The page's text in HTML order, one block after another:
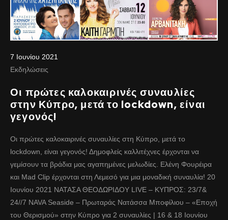
7 Ιουνίου 2021
Εκδηλώσεις
Οι πρώτες καλοκαιρινές συναυλίες
στην Κύπρο, μετά το lockdown, είναι
γεγονός!
Οι πρώτες καλοκαιρινές συναυλίες στη Κύπρο, μετά το
lockdown, είναι γεγονός! Δημοφλείς καλλιτέχνες έρχονται να
γεμίσουν τα βράδια μας αγαπημένες μελωδίες. Ελένη Φουρέιρα
και Mad Clip έρχονται στη Λεμεσό για μια μοναδική συναυλία! 20
Ιουνίου 2021 ΝΑΤΑΣΑ ΘΕΟΔΩΡΙΔΟΥ LIVE – ΚΥΠΡΟΣ: 23/7&
24//7 NAVA Seaside – Πρωταράς Νατάσσα Μποφίλιου – «Εποχή
του Θερισμού» στην Κύπρο για 2 συναυλίες | 16 & 18 Ιουνίου